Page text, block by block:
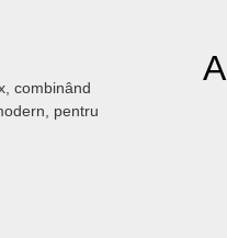
combinând
pentru